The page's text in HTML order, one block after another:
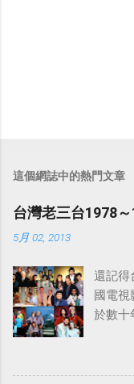
這個網誌中的熱門文章
台灣老三台1978
5月 02, 2013
還記得
國電視
於數十
「愛
是在